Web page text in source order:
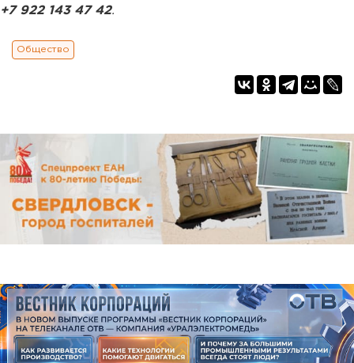
+7 922 143 47 42.
Общество